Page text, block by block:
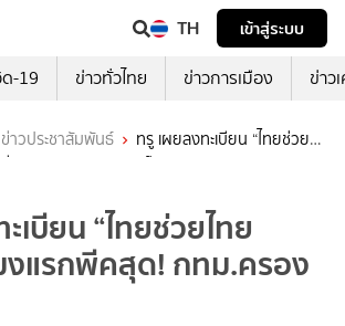
TH
เข้าสู่ระบบ
ด-19 ข่าวทั่วไทย ข่าวการเมือง ข่าว
ข่าวประชาสัมพันธ์
ทรู เผยลงทะเบียน “ไทยช่วย
คสุด! กทม.ครองแชมป์
เบียน “ไทยช่วยไทย
งแรกพีคสุด! กทม.ครอง